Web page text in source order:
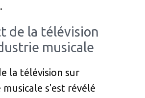
de la télévision
musicale
la télévision sur
s'est révélé